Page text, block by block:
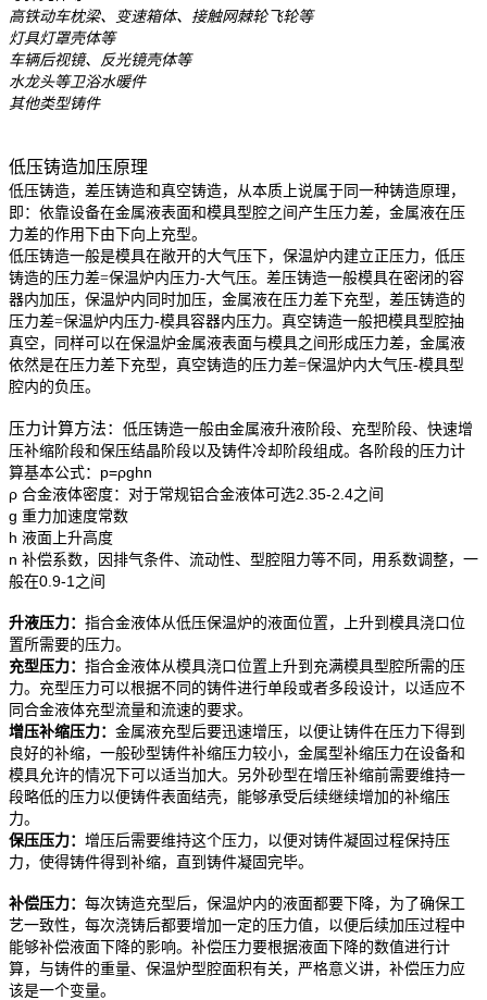
高铁动车枕梁、变速箱体、接触网棘轮飞轮等
灯具灯罩壳体等
车辆后视镜、反光镜壳体等
水龙头等卫浴水暖件
其他类型铸件
低压铸造加压原理
低压铸造，差压铸造和真空铸造，从本质上说属于同一种铸造原理，
即：依靠设备在金属液表面和模具型腔之间产生压力差，金属液在压
力差的作用下由下向上充型。
低压铸造一般是模具在敞开的大气压下，保温炉内建立正压力，低压
铸造的压力差=保温炉内压力-大气压。差压铸造一般模具在密闭的容
器内加压，保温炉内同时加压，金属液在压力差下充型，差压铸造的
压力差=保温炉内压力-模具容器内压力。真空铸造一般把模具型腔抽
真空，同样可以在保温炉金属液表面与模具之间形成压力差，金属液
依然是在压力差下充型，真空铸造的压力差=保温炉内大气压-模具型
腔内的负压。
压力计算方法： 低压铸造一般由金属液升液阶段、充型阶段、快速增
压补缩阶段和保压结晶阶段以及铸件冷却阶段组成。各阶段的压力计
算基本公式： p=ρghn
ρ 合金液体密度：对于常规铝合金液体可选2.35-2.4之间
g 重力加速度常数
h 液面上升高度
n 补偿系数，因排气条件、流动性、型腔阻力等不同，用系数调整，一
般在0.9-1之间
升液压力： 指合金液体从低压保温炉的液面位置，上升到模具浇口位
置所需要的压力。
充型压力： 指合金液体从模具浇口位置上升到充满模具型腔所需的压
力。充型压力可以根据不同的铸件进行单段或者多段设计，以适应不
同合金液体充型流量和流速的要求。
增压补缩压力： 金属液充型后要迅速增压，以便让铸件在压力下得到
良好的补缩，一般砂型铸件补缩压力较小，金属型补缩压力在设备和
模具允许的情况下可以适当加大。另外砂型在增压补缩前需要维持一
段略低的压力以便铸件表面结壳，能够承受后续继续增加的补缩压
力。
保压压力： 增压后需要维持这个压力，以便对铸件凝固过程保持压
力，使得铸件得到补缩，直到铸件凝固完毕。
补偿压力： 每次铸造充型后，保温炉内的液面都要下降，为了确保工
艺一致性，每次浇铸后都要增加一定的压力值，以便后续加压过程中
能够补偿液面下降的影响。补偿压力要根据液面下降的数值进行计
算，与铸件的重量、保温炉型腔面积有关，严格意义讲，补偿压力应
该是一个变量。